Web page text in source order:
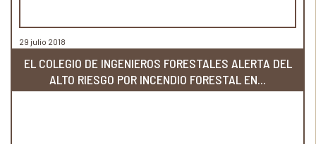
29 julio 2018
EL COLEGIO DE INGENIEROS FORESTALES ALERTA DEL
ALTO RIESGO POR INCENDIO FORESTAL EN...